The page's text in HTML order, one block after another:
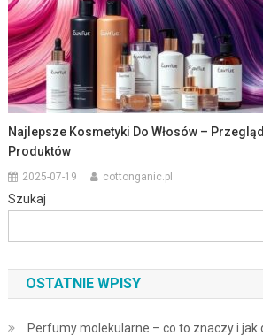
Najlepsze Kosmetyki Do Włosów –
Produktów
2025-07-19 cottonganic.pl
Szukaj
OSTATNIE WPISY
Perfumy molekularne – co to znaczy i jak